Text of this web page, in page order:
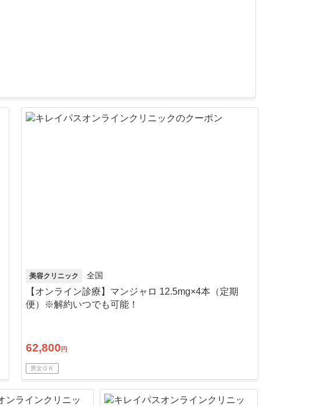
美容クリニック 全国
【オンライン診療】マンジャロ 12.5mg×4本（定期
便）※解約いつでも可能！
62,800 円
男女ＯＫ